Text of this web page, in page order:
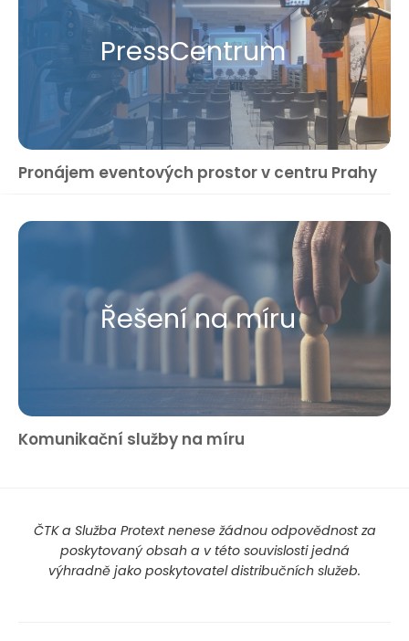
Press​Centrum
Pronájem eventových prostor v centru Prahy
Řešení na míru
Komunikační služby na míru
ČTK a Služba Protext nenese žádnou odpovědnost za
poskytovaný obsah a v této souvislosti jedná
výhradně jako poskytovatel distribučních služeb.